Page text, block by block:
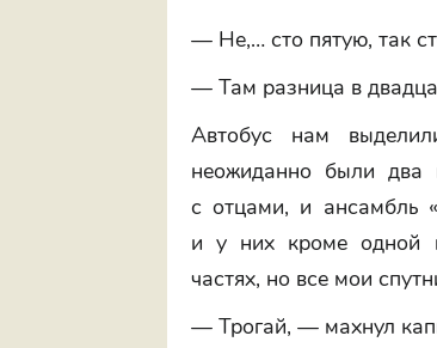
— Не,… сто пятую, так
— Там разница в
Автобус нам
неожиданно были два
с отцами, и ансамбль
и у них кроме одной
частях, но все мои
— Трогай, — махнул